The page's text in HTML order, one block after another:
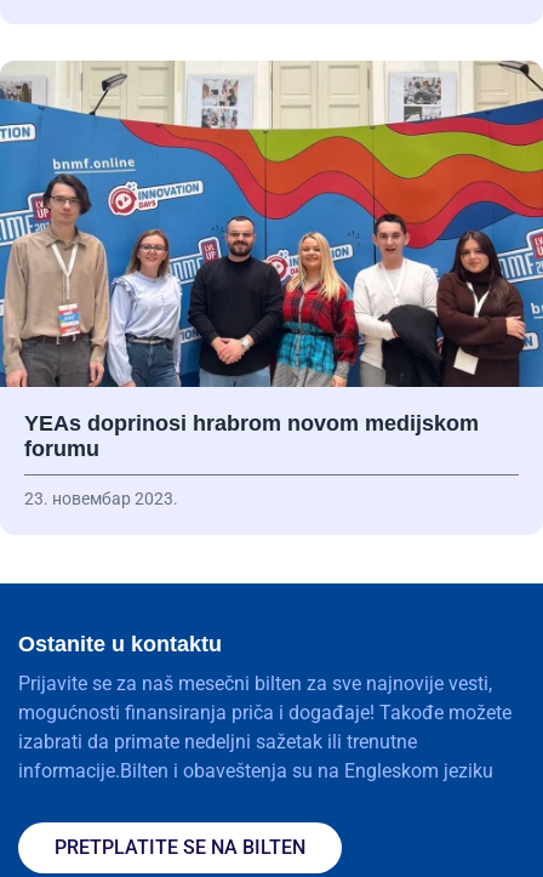
YEAs doprinosi hrabrom novom medijskom
forumu
23. новембар 2023.
Ostanite u kontaktu
Prijavite se za naš mesečni bilten za sve najnovije vesti,
mogućnosti finansiranja priča i događaje! Takođe možete
izabrati da primate nedeljni sažetak ili trenutne
informacije.Bilten i obaveštenja su na Engleskom jeziku
PRETPLATITE SE NA BILTEN